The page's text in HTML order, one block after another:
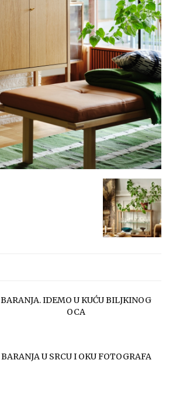
BARANJA. IDEMO U KUĆU BILJKINOG
OCA
BARANJA U SRCU I OKU FOTOGRAFA